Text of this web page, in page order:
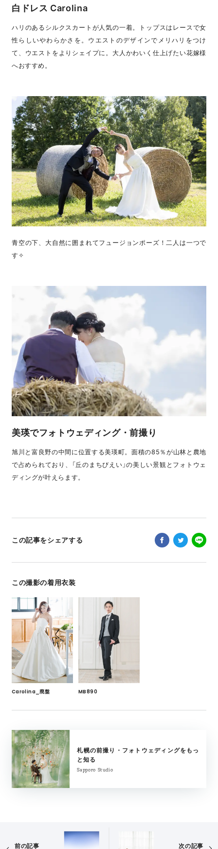
白ドレス Carolina
ハリのあるシルクスカートが人気の一着。トップスはレースで女
性らしいやわらかさを。ウエストのデザインでメリハリをつけ
て、ウエストをよりシェイプに。大人かわいく仕上げたい花嫁様
へおすすめ。
青空の下、大自然に囲まれてフュージョンポーズ！二人は一つで
す✧
美瑛でフォトウェディング・前撮り
旭川と富良野の中間に位置する美瑛町。面積の85％が山林と農地
で占められており、「丘のまちびえい」の美しい景観とフォトウェ
ディングが叶えらます。
この記事をシェアする
この撮影の着用衣装
Carolina_廃盤 MB890
札幌の前撮り・フォトウェディングをもっ
と知る
Sapporo Studio
前の記事 次の記事